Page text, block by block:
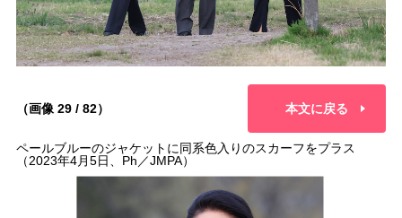
（画像 29 / 82） 本文に戻る
ペールブルーのジャケットに同系色入りのスカーフをプラス
（2023年4月5日、Ph／JMPA）